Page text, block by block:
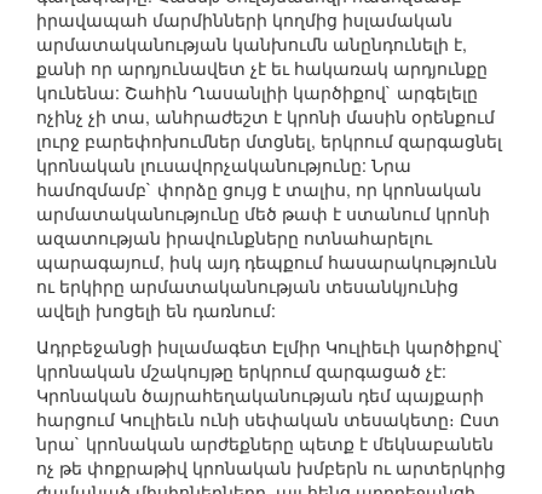
իրավապահ մարմինների կողմից իսլամական
արմատականության կանխումն անընդունելի է,
քանի որ արդյունավետ չէ եւ հակառակ արդյունքը
կունենա: Շահին Ղասանլիի կարծիքով` արգելելը
ոչինչ չի տա, անհրաժեշտ է կրոնի մասին օրենքում
լուրջ բարեփոխումներ մտցնել, երկրում զարգացնել
կրոնական լուսավորչականությունը: Նրա
համոզմամբ` փորձը ցույց է տալիս, որ կրոնական
արմատականությունը մեծ թափ է ստանում կրոնի
ազատության իրավունքները ոտնահարելու
պարագայում, իսկ այդ դեպքում հասարակությունն
ու երկիրը արմատականության տեսանկյունից
ավելի խոցելի են դառնում:
Ադրբեջանցի իսլամագետ Էլմիր Կուլիեւի կարծիքով`
կրոնական մշակույթը երկրում զարգացած չէ:
Կրոնական ծայրահեղականության դեմ պայքարի
հարցում Կուլիեւն ունի սեփական տեսակետը։ Ըստ
նրա` կրոնական արժեքները պետք է մեկնաբանեն
ոչ թե փոքրաթիվ կրոնական խմբերն ու արտերկրից